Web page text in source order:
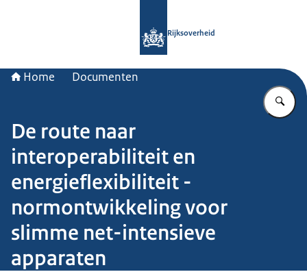
Rijksoverheid
Home Documenten
De route naar
interoperabiliteit en
energieflexibiliteit -
normontwikkeling voor
slimme net-intensieve
apparaten